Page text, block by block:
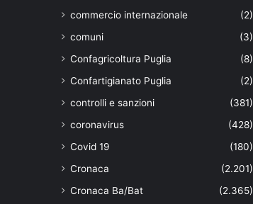
commercio internazionale
(2)
comuni
(3)
Confagricoltura Puglia
(8)
Confartigianato Puglia
(2)
controlli e sanzioni
(381)
coronavirus
(428)
Covid 19
(180)
Cronaca
(2.201)
Cronaca Ba/Bat
(2.365)